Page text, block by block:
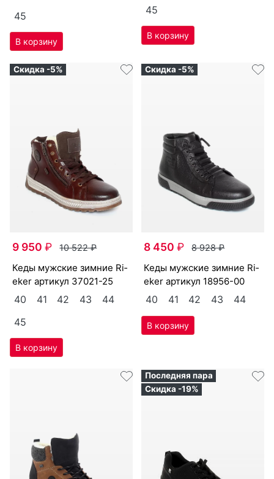
45
45
Скидка -5%
9 950₽ 10 522₽
ке­ды мужс­кие зим­ние Ri­
eker артикул 37021-25
40 41 42 43
44
45
Скидка -5%
8 450₽ 8 928₽
ке­ды мужс­кие зим­ние Ri­
eker артикул 18956-00
40 41 42 43 44
Последняя пара
Скидка -19%